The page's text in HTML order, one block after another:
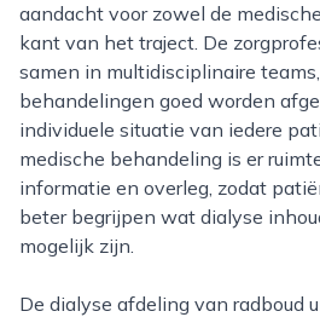
aandacht voor zowel de
kant van het traject. De
samen in multidisciplinaire
behandelingen goed worden
individuele situatie van iedere
medische behandeling is er
informatie en overleg, zodat
beter begrijpen wat dialyse
mogelijk zijn.
De dialyse afdeling van radboud umc beschikt over